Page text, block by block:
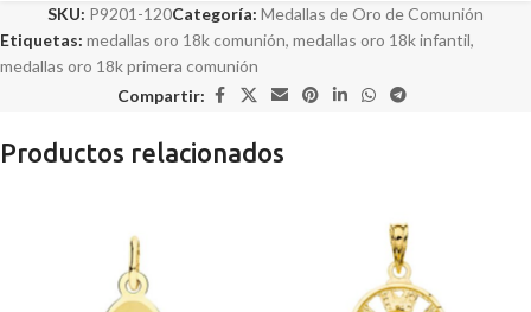
SKU: P9201-120Categoría: Medallas de Oro de Comunión
Etiquetas: medallas oro 18k comunión, medallas oro 18k infantil,
medallas oro 18k primera comunión
Compartir:
Productos relacionados